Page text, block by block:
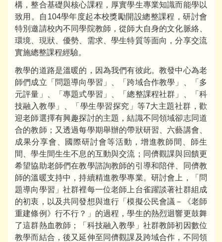
構，整合基礎與核心課程，厚實學生專業知識而能學以
致用。自104學年度起本校獎勵開設總整課程，研討會
特別邀請校內不同學院教師，從師大自身的文化脈絡、
環境、現狀、優勢、需求、學生特質等面向，分享交流
實施總整課程經驗。
教學的道路是溫暖的，因為我們有彼此。教發中心為老
師們成立「問題導向學習」、「跨域合作教學」、「多
元評量」、「專題式學習」、「總整課程社群」、「科
技融入教學」、「學生學習探究」等7大主題社群，歡
迎老師選擇有興趣探討的主題，結識不同領域卻志同道
合的教師；又透過每學期舉辦的帶狀研習、六藝講會、
成果分享會、國際研討會等活動，增進教師間、師生
間、學生間生生不息的互動與交流；同儕觀課與回饋更
希望協助老師們在教學諮詢教師的引導和陪伴、同儕教
師的溫暖支持中，持續精進教學專業。研討會上，「問
題導向學習」社群裡每一位老師上台雀躍談著社群組成
的初衷，以及共同發想與進行「模擬公民會議－《老師
重建條例》行不行？」的過程，學生的熱烈迴響更鼓舞
了這群熱血教師；「科技融入教學」社群教師初因數位
教學而結合，後又延伸至同儕觀課及跨域合作，不同領